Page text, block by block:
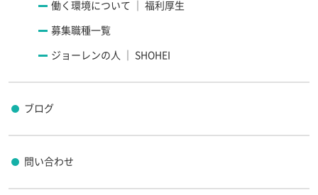
働く環境について ｜ 福利厚生
募集職種一覧
ジョーレンの人 ｜ SHOHEI
ブログ
問い合わせ